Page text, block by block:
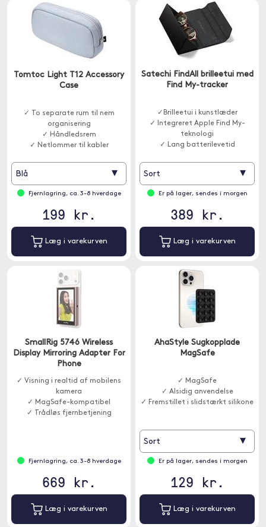
Tomtoc Light T12 Accessory
Case
✓ To separate rum til nem
organisering
✓ Håndledsrem
✓ Netlommer til kabler
Blå ▾
Fjernlagring, ca. 3-8 hverdage
199 kr.
Læg i varekurven
Satechi FindAll brilleetui med
Find My-tracker
✓Brilleetui i kunstlæder
✓ Integreret Apple Find My-
teknologi
✓ Lang batterilevetid
Sort ▾
Er på lager, sendes i morgen
389 kr.
Læg i varekurven
SmallRig 5746 Wireless
Display Mirroring Adapter For
Phone
✓ Visning i realtid af mobilens
kamera
✓ MagSafe-kompatibel
✓ Trådløs fjernbetjening
Fjernlagring, ca. 3-8 hverdage
669 kr.
Læg i varekurven
AhaStyle Sugkopplade
MagSafe
✓ MagSafe
✓ Alsidig anvendelse
✓ Fremstillet i slidstærkt silikone
Sort ▾
Er på lager, sendes i morgen
129 kr.
Læg i varekurven